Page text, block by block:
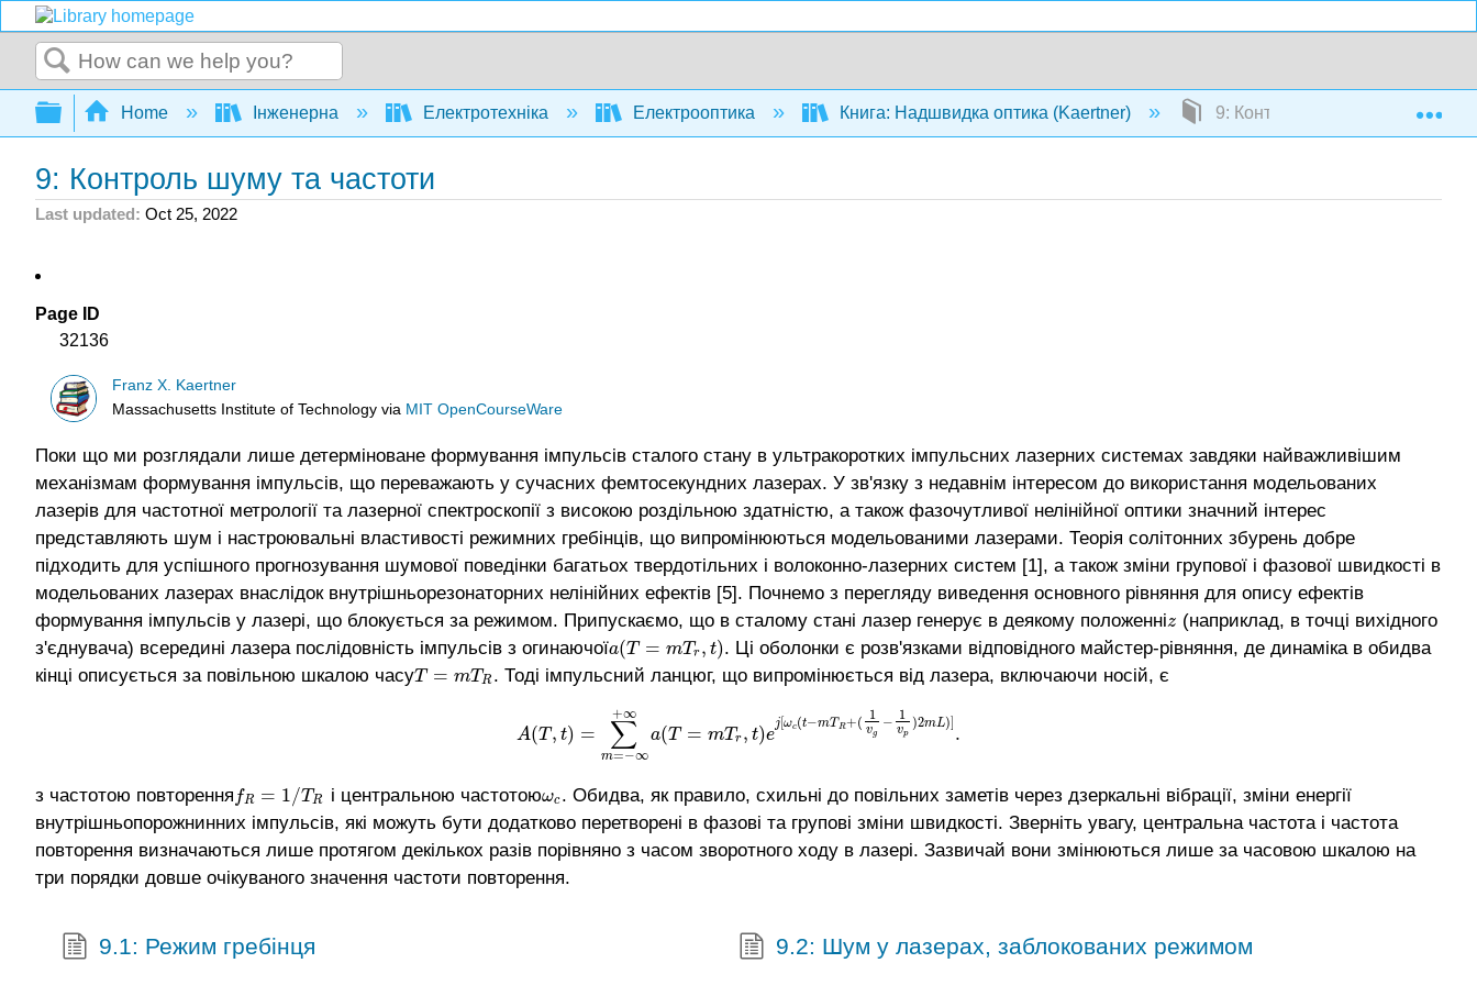
Search
Expand/collapse global hierarchy
Home Інженерна Електротехніка Електрооптика Книга: Надшвидка оптика (Kaertner) 9: Контроль шуму та частоти
9: Контроль шуму та частоти
Last updated Oct 25, 2022
Page ID
32136
Franz X. Kaertner
Massachusetts Institute of Technologyvia MIT OpenCourseWare
Поки що ми розглядали лише детерміноване формування імпульсів сталого стану в ультракоротких імпульсних лазерних системах завдяки найважливішим
механізмам формування імпульсів, що переважають у сучасних фемтосекундних лазерах. У зв'язку з недавнім інтересом до використання модельованих
лазерів для частотної метрології та лазерної спектроскопії з високою роздільною здатністю, а також фазочутливої нелінійної оптики значний інтерес
представляють шум і настроювальні властивості режимних гребінців, що випромінюються модельованими лазерами. Теорія солітонних збурень добре
підходить для успішного прогнозування шумової поведінки багатьох твердотільних і волоконно-лазерних систем [1], а також зміни групової і фазової швидкості в
модельованих лазерах внаслідок внутрішньорезонаторних нелінійних ефектів [5]. Почнемо з перегляду виведення основного рівняння для опису ефектів
формування імпульсів у лазері, що блокується за режимом. Припускаємо, що в сталому стані лазер генерує в деякому положенніz
z (наприклад, в точці вихідного
з'єднувача) всередині лазера послідовність імпульсів з огинаючоїa(T = mTr, t)
a(T=m Tr,t)
. Ці оболонки є розв'язками відповідного майстер-рівняння, де динаміка в обидва
кінці описується за повільною шкалою часуT = mTR
T=m TR . Тоді імпульсний ланцюг, що випромінюється від лазера, включаючи носій, є
A(T, t) = ∑
m=−∞
+∞
a(T = mTr, t)e
j[ ωc(t−mTR+(
1
vg
−
1
vp
)2mL) .
A(T,t)=∑m −∞ ∞a(T=mTr,t) ej[ωc (t TR + (1 g− 1 )2m
з частотою повторення fR = 1/TR
fR=1/ TR і центральною частотоюωc
ωc. Обидва, як правило, схильні до повільних заметів через дзеркальні вібрації, зміни енергії
внутрішньопорожнинних імпульсів, які можуть бути додатково перетворені в фазові та групові зміни швидкості. Зверніть увагу, центральна частота і частота
повторення визначаються лише протягом декількох разів порівняно з часом зворотного ходу в лазері. Зазвичай вони змінюються лише за часовою шкалою на
три порядки довше очікуваного значення частоти повторення.
9.1: Режим гребінця 9.2: Шум у лазерах, заблокованих режимом